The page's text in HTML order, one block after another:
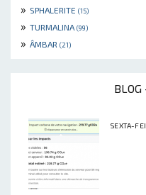
» SPHALERITE (15)
» TURMALINA (99)
» ÂMBAR (21)
SEXTA-